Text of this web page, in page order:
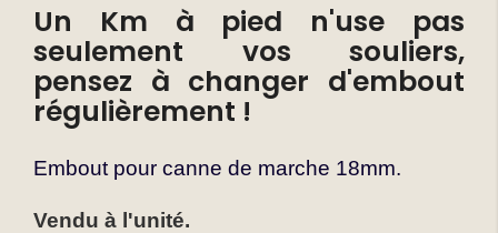
Un Km à pied n'use pas
seulement vos souliers,
pensez à changer d'embout
régulièrement !
Embout pour canne de marche 18mm.
Vendu à l'unité.